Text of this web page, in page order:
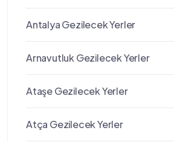
Antalya Gezilecek Yerler
Arnavutluk Gezilecek Yerler
Ataşe Gezilecek Yerler
Atça Gezilecek Yerler